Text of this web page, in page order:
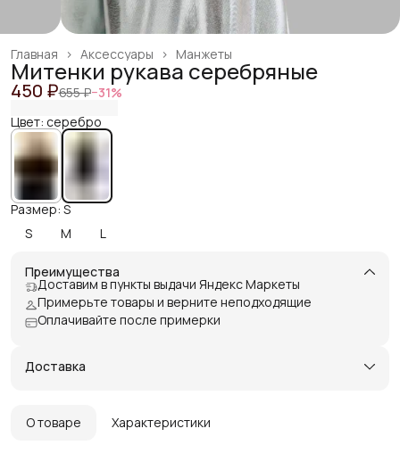
Манжеты
Аксессуары ›
Главная ›
Митенки рукава серебряные
450 ₽655 ₽−31%
Цвет: серебро
Размер: S
S
M L
Преимущества
Доставим в пункты выдачи Яндекс Маркеты
Примерьте товары и верните неподходящие
Оплачивайте после примерки
Доставка
О товаре Характеристики